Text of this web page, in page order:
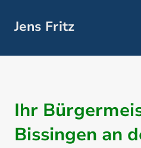
Jens Fritz
Ihr
Bissingen an